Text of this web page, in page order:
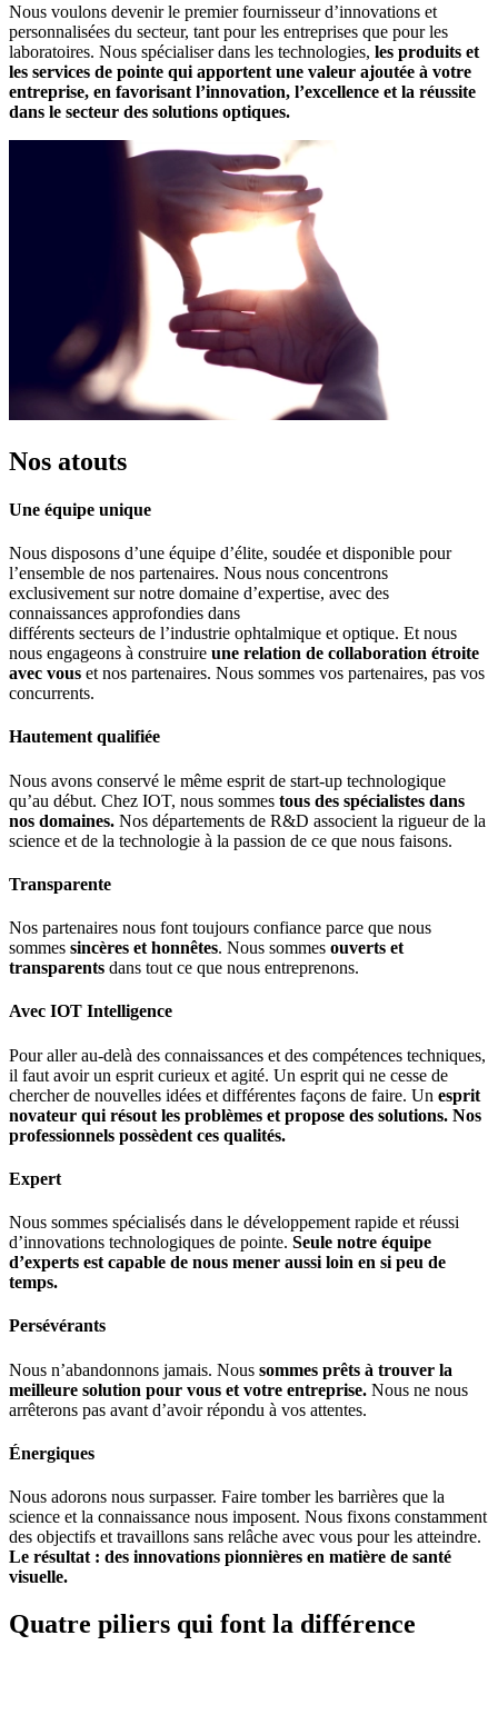
Nous voulons devenir le premier fournisseur d’innovations et
personnalisées du secteur, tant pour les entreprises que pour les
laboratoires. Nous spécialiser dans les technologies, les produits et
les services de pointe qui apportent une valeur ajoutée à votre
entreprise, en favorisant l’innovation, l’excellence et la réussite
dans le secteur des solutions optiques.
Nos atouts
Une équipe unique
Nous disposons d’une équipe d’élite, soudée et disponible pour
l’ensemble de nos partenaires. Nous nous concentrons
exclusivement sur notre domaine d’expertise, avec des
connaissances approfondies dans
différents secteurs de l’industrie ophtalmique et optique. Et nous
nous engageons à construire une relation de collaboration étroite
avec vous et nos partenaires. Nous sommes vos partenaires, pas vos
concurrents.
Hautement qualifiée
Nous avons conservé le même esprit de start-up technologique
qu’au début. Chez IOT, nous sommes tous des spécialistes dans
nos domaines. Nos départements de R&D associent la rigueur de la
science et de la technologie à la passion de ce que nous faisons.
Transparente
Nos partenaires nous font toujours confiance parce que nous
sommes sincères et honnêtes. Nous sommes ouverts et
transparents dans tout ce que nous entreprenons.
Avec IOT Intelligence
Pour aller au-delà des connaissances et des compétences techniques,
il faut avoir un esprit curieux et agité. Un esprit qui ne cesse de
chercher de nouvelles idées et différentes façons de faire. Un esprit
novateur qui résout les problèmes et propose des solutions. Nos
professionnels possèdent ces qualités.
Expert
Nous sommes spécialisés dans le développement rapide et réussi
d’innovations technologiques de pointe. Seule notre équipe
d’experts est capable de nous mener aussi loin en si peu de
temps.
Persévérants
Nous n’abandonnons jamais. Nous sommes prêts à trouver la
meilleure solution pour vous et votre entreprise. Nous ne nous
arrêterons pas avant d’avoir répondu à vos attentes.
Énergiques
Nous adorons nous surpasser. Faire tomber les barrières que la
science et la connaissance nous imposent. Nous fixons constamment
des objectifs et travaillons sans relâche avec vous pour les atteindre.
Le résultat : des innovations pionnières en matière de santé
visuelle.
Quatre piliers qui font la différence